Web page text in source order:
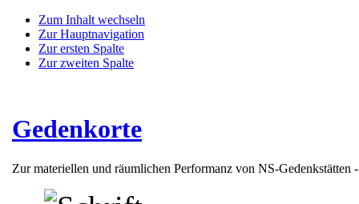
Zum Inhalt wechseln
Zur Hauptnavigation
Zur ersten Spalte
Zur zweiten Spalte
Gedenkorte
Zur materiellen und räumlichen Performanz von NS-Gedenkstätten